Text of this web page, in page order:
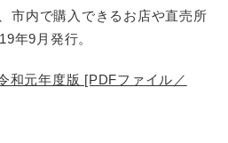
市内で購入できるお店や直売所
年9月発行。
和元年度版 [PDFファイル／